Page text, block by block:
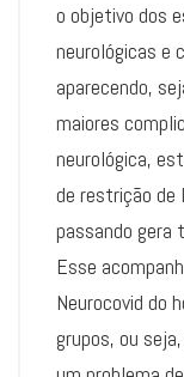
o objetivo dos
neurológicas e
aparecendo,
maiores
neurológica,
de restrição de
passando gera
Esse
Neurocovid do
grupos, ou